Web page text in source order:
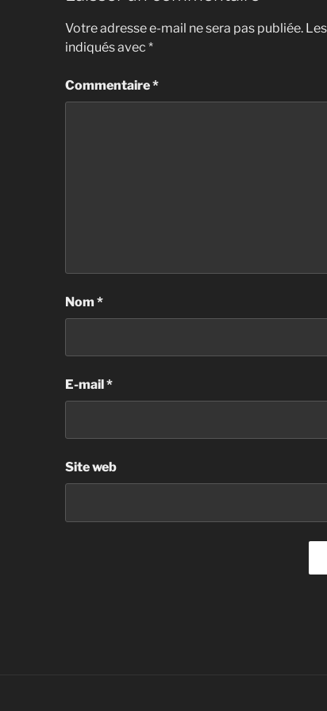
o n
Votre adresse e-mail ne sera pas publiée.
indiqués avec *
Commentaire*
Nom *
E-mail*
Site web